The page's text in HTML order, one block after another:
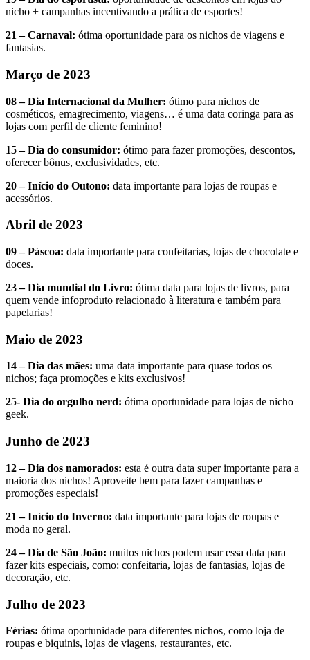
nicho + campanhas incentivando a prática de esportes!
21 – Carnaval: ótima oportunidade para os nichos de viagens e
fantasias.
Março de 2023
08 – Dia Internacional da Mulher: ótimo para nichos de
cosméticos, emagrecimento, viagens… é uma data coringa para as
lojas com perfil de cliente feminino!
15 – Dia do consumidor: ótimo para fazer promoções, descontos,
oferecer bônus, exclusividades, etc.
20 – Início do Outono: data importante para lojas de roupas e
acessórios.
Abril de 2023
09 – Páscoa: data importante para confeitarias, lojas de chocolate e
doces.
23 – Dia mundial do Livro: ótima data para lojas de livros, para
quem vende infoproduto relacionado à literatura e também para
papelarias!
Maio de 2023
14 – Dia das mães: uma data importante para quase todos os
nichos; faça promoções e kits exclusivos!
25- Dia do orgulho nerd: ótima oportunidade para lojas de nicho
geek.
Junho de 2023
12 – Dia dos namorados: esta é outra data super importante para a
maioria dos nichos! Aproveite bem para fazer campanhas e
promoções especiais!
21 – Início do Inverno: data importante para lojas de roupas e
moda no geral.
24 – Dia de São João: muitos nichos podem usar essa data para
fazer kits especiais, como: confeitaria, lojas de fantasias, lojas de
decoração, etc.
Julho de 2023
Férias: ótima oportunidade para diferentes nichos, como loja de
roupas e biquinis, lojas de viagens, restaurantes, etc.